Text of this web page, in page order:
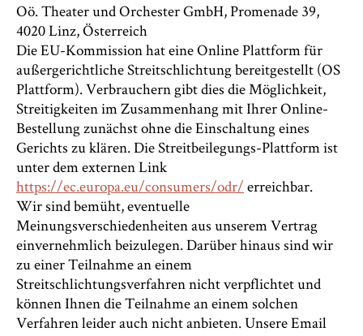
Oö. Theater und Orchester GmbH, Promenade 39,
4020 Linz, Österreich
Die EU-Kommission hat eine Online Plattform für
außergerichtliche Streitschlichtung bereitgestellt (OS
Plattform). Verbrauchern gibt dies die Möglichkeit,
Streitigkeiten im Zusammenhang mit Ihrer Online-
Bestellung zunächst ohne die Einschaltung eines
Gerichts zu klären. Die Streitbeilegungs-Plattform ist
unter dem externen Link
https://ec.europa.eu/consumers/odr/ erreichbar.
Wir sind bemüht, eventuelle
Meinungsverschiedenheiten aus unserem Vertrag
einvernehmlich beizulegen. Darüber hinaus sind wir
zu einer Teilnahme an einem
Streitschlichtungsverfahren nicht verpflichtet und
können Ihnen die Teilnahme an einem solchen
Verfahren leider auch nicht anbieten. Unsere Email